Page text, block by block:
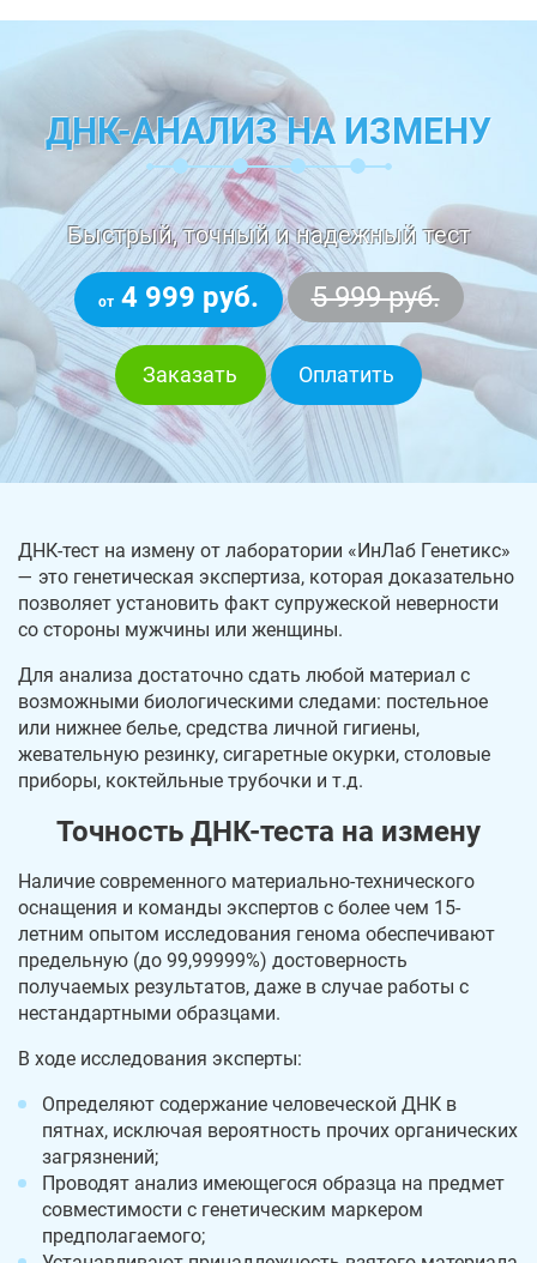
ДНК-АНАЛИЗ НА ИЗМЕНУ
Быстрый, точный и надежный тест
от4 999 руб. 5 999 руб.
Заказать Оплатить
ДНК-тест на измену от лаборатории «ИнЛаб Генетикс»
— это генетическая экспертиза, которая доказательно
позволяет установить факт супружеской неверности
со стороны мужчины или женщины.
Для анализа достаточно сдать любой материал с
возможными биологическими следами: постельное
или нижнее белье, средства личной гигиены,
жевательную резинку, сигаретные окурки, столовые
приборы, коктейльные трубочки и т.д.
Точность ДНК-теста на измену
Наличие современного материально-технического
оснащения и команды экспертов с более чем 15-
летним опытом исследования генома обеспечивают
предельную (до 99,99999%) достоверность
получаемых результатов, даже в случае работы с
нестандартными образцами.
В ходе исследования эксперты:
Определяют содержание человеческой ДНК в
пятнах, исключая вероятность прочих органических
загрязнений;
Проводят анализ имеющегося образца на предмет
совместимости с генетическим маркером
предполагаемого;